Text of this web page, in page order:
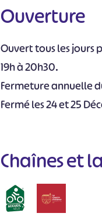
Ouverture
Ouvert tous les jours
19h à 20h30.
Fermeture annuelle
Fermé les 24 et 25
Chaînes et